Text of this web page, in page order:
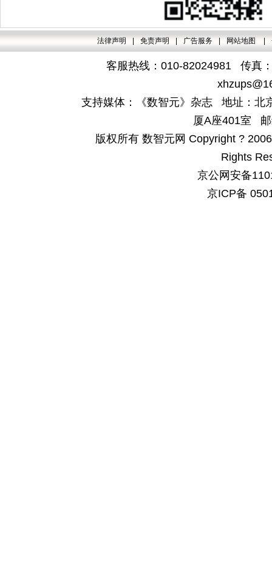
法律声明 免责声明 广告服务 网站地图
客服热线：010-82024981 传真
支持媒体：《数智元》杂志 地址：北
厦A座401室
版权所有 数智元网 Copyright ?
Rights
京公网安备
京ICP备